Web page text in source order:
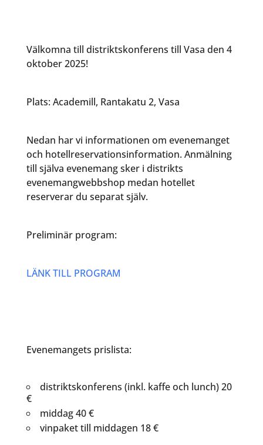
Välkomna till distriktskonferens till Vasa den 4
oktober 2025!
Plats: Academill, Rantakatu 2, Vasa
Nedan har vi informationen om evenemanget
och hotellreservationsinformation. Anmälning
till själva evenemang sker i distrikts
evenemangwebbshop medan hotellet
reserverar du separat själv.
Preliminär program:
LÄNK TILL PROGRAM
Evenemangets prislista:
distriktskonferens (inkl. kaffe och lunch) 20
€
middag 40 €
vinpaket till middagen 18 €